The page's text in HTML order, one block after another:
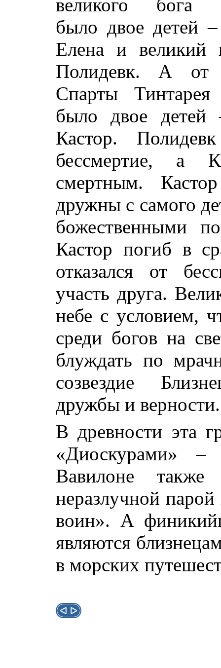
великого бога
было двое детей
Елена и великий
Полидевк. А от
Спарты Тинтарея
было двое
Кастор.
бессмертие, а
смертным.
дружны с самого
божественными
Кастор погиб в
отказался от
участь друга.
небе с условием,
среди богов на
блуждать по
созвездие
дружбы и верности.
В древности эта
«Диоскурами»
Вавилоне
неразлучной
воин». А
являются
в морских